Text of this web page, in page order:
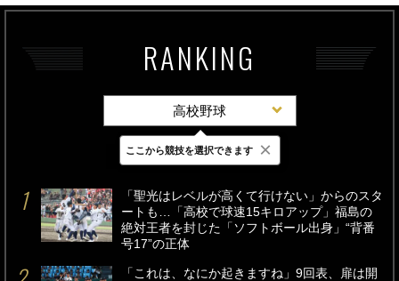
RANKING
高校野球
最新 24時間 週間
「聖光はレベルが高くて行けない」からのスタ
ートも…「高校で球速15キロアップ」福島の
絶対王者を封じた「ソフトボール出身」“背番
号17”の正体
「これは、なにか起きますね」9回表、扉は開
ここから競技を選択できます ×